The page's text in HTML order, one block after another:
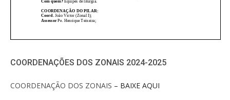
COORDENAÇÕES DOS ZONAIS 2024-2025
COORDENAÇÃO DOS ZONAIS – BAIXE AQUI